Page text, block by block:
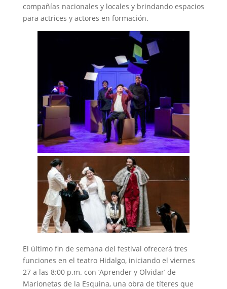
compañías nacionales y locales y brindando espacios
para actrices y actores en formación.
El último fin de semana del festival ofrecerá tres
funciones en el teatro Hidalgo, iniciando el viernes
27 a las 8:00 p.m. con ‘Aprender y Olvidar’ de
Marionetas de la Esquina, una obra de títeres que